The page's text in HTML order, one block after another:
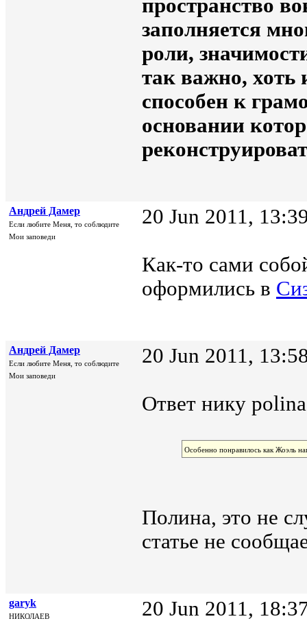
пространство
заполняется
роли,
так важно, хоть
способен к
основании
Андрей Дамер
Если любите Меня, то соблюдите
Мои заповеди
20 Jun 2011,
Как-то сами
оформились в
Андрей Дамер
Если любите Меня, то соблюдите
Мои заповеди
20 Jun 2011,
Ответ нику
Особенно понравилось как Жоэль
Полина, это не
статье не
garyk
НИКОЛАЕВ 20 Jun 2011,